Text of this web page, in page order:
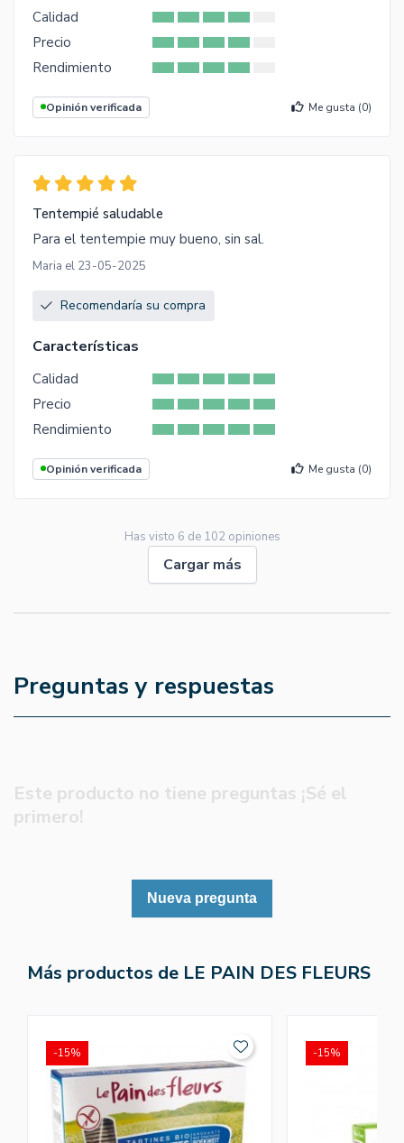
Calidad
Precio
Rendimiento
Opinión verificada Me gusta (0)
Tentempié saludable
Para el tentempie muy bueno, sin sal.
Maria el 23-05-2025
Recomendaría su compra
Características
Calidad
Precio
Rendimiento
Opinión verificada Me gusta (0)
Has visto 6 de 102opiniones
Cargar más
Preguntas y respuestas
Este producto no tiene preguntas ¡Sé el
primero!
Nueva pregunta
Más productos de LE PAIN DES FLEURS
-15% -15%